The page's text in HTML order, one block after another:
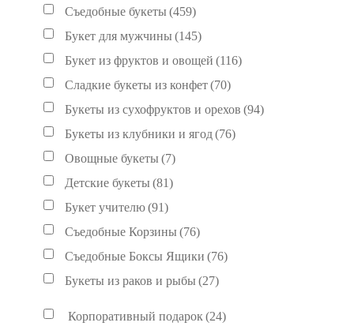
Съедобные букеты (459)
Букет для мужчины (145)
Букет из фруктов и овощей (116)
Сладкие букеты из конфет(70)
Букеты из сухофруктов и орехов (94)
Букеты из клубники и ягод(76)
Овощные букеты (7)
Детские букеты (81)
Букет учителю(91)
Съедобные Корзины (76)
Съедобные Боксы Ящики (76)
Букеты из раков и рыбы (27)
Корпоративный подарок (24)